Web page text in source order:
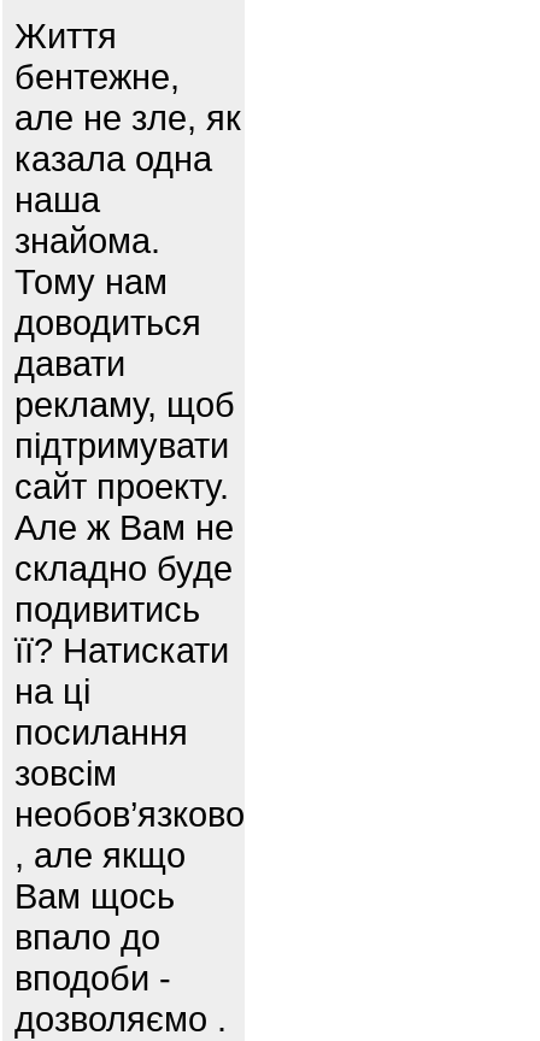
Життя
бентежне,
але не зле, як
казала одна
наша
знайома.
Тому нам
доводиться
давати
рекламу, щоб
підтримувати
сайт проекту.
Але ж Вам не
складно буде
подивитись
її? Натискати
на ці
посилання
зовсім
необов’язково
, але якщо
Вам щось
впало до
вподоби -
дозволяємо .